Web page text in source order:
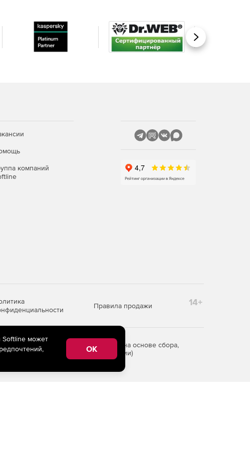
Вперед
компаний
Правила продажи 14+
предоставления информации на основе сбора,
на территории Российской Федерации)
Softline может
OK